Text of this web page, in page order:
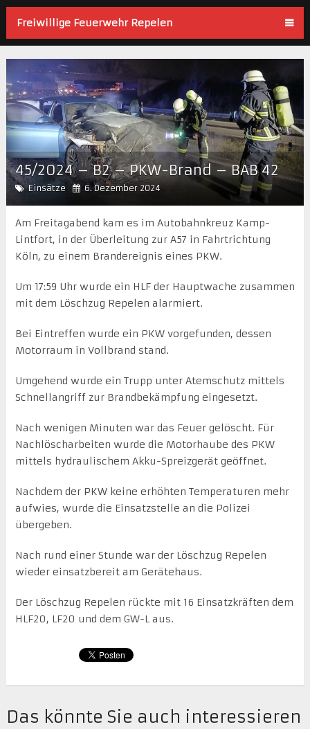
Freiwillige Feuerwehr Repelen
45/2024 – B2 – PKW-Brand – BAB 42
Einsätze 6. Dezember 2024
Am Freitagabend kam es im Autobahnkreuz Kamp-
Lintfort, in der Überleitung zur A57 in Fahrtrichtung
Köln, zu einem Brandereignis eines PKW.
Um 17:59 Uhr wurde ein HLF der Hauptwache zusammen
mit dem Löschzug Repelen alarmiert.
Bei Eintreffen wurde ein PKW vorgefunden, dessen
Motorraum in Vollbrand stand.
Umgehend wurde ein Trupp unter Atemschutz mittels
Schnellangriff zur Brandbekämpfung eingesetzt.
Nach wenigen Minuten war das Feuer gelöscht. Für
Nachlöscharbeiten wurde die Motorhaube des PKW
mittels hydraulischem Akku-Spreizgerät geöffnet.
Nachdem der PKW keine erhöhten Temperaturen mehr
aufwies, wurde die Einsatzstelle an die Polizei
übergeben.
Nach rund einer Stunde war der Löschzug Repelen
wieder einsatzbereit am Gerätehaus.
Der Löschzug Repelen rückte mit 16 Einsatzkräften dem
HLF20, LF20 und dem GW-L aus.
Das könnte Sie auch interessieren